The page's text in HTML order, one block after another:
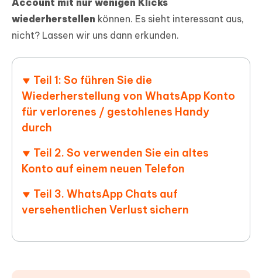
Account mit nur wenigen Klicks
wiederherstellen können. Es sieht interessant aus,
nicht? Lassen wir uns dann erkunden.
Teil 1: So führen Sie die
Wiederherstellung von WhatsApp Konto
für verlorenes / gestohlenes Handy
durch
Teil 2. So verwenden Sie ein altes
Konto auf einem neuen Telefon
Teil 3. WhatsApp Chats auf
versehentlichen Verlust sichern